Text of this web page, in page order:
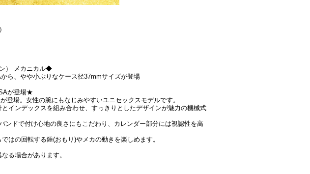
） メカニカル◆
ら、やや小ぶりなケース径37mmサイズが登場
が登場★
登場。女性の腕にもなじみやすいユニセックスモデルです。
インデックスを組み合わせ、すっきりとしたデザインが魅力の機械式
ンドで付け心地の良さにもこだわり、カレンダー部分には視認性を高
はの回転する錘(おもり)やメカの動きを楽しめます。
る場合があります。